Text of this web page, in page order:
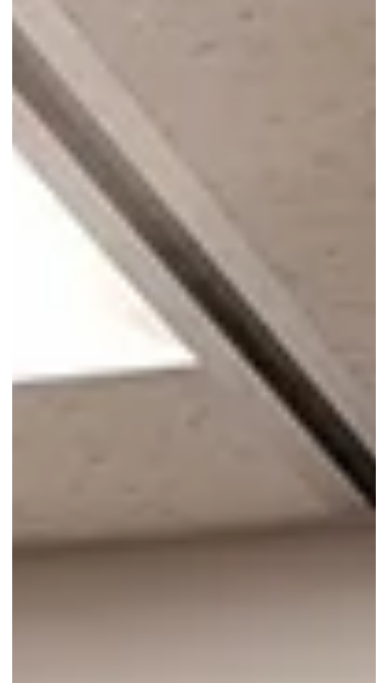
ド！ 「神戸から帰省で...」と言うと、
「囲碁サロン・スクール知得さんからメ
ールを頂いてます」と仰り、ひとしきり
情報交換をして、カレーのランチセット
をお願いしました。 元々はご主人のお父
様が２０年続けてこられた碁会所でした
が、常連のお客様のため、また地元の一
般の方も来て もらえるよう食事もできる
カフェの形で５年前に改めてオープンさ
れたのです。 料理人歴30年のご主人のカ
レー、コーヒー、デザートはとても美味
しかったです。竹炭の黒いカレーと白い
ご飯、 その盛り合わせは囲碁がモチーフ
とのこと。カレーの後、手作りデザ